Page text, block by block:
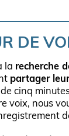
DE
la recherche
partager
cinq
voix, nous